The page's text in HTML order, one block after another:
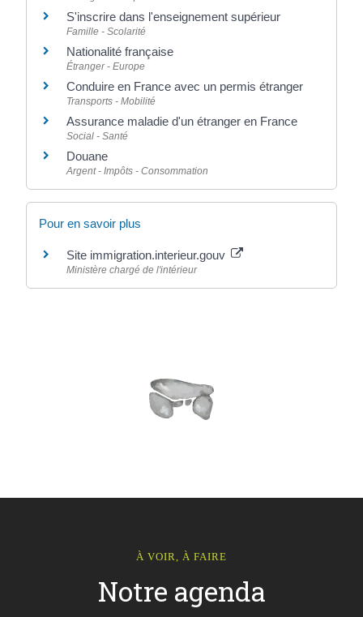
S'inscrire dans l'enseignement supérieur
Famille - Scolarité
Nationalité française
Étranger - Europe
Conduire en France avec un permis étranger
Transports - Mobilité
Assurance maladie d'un étranger en France
Social - Santé
Douane
Argent - Impôts - Consommation
Pour en savoir plus
Site immigration.interieur.gouv
Ministère chargé de l'intérieur
À VOIR, À FAIRE
Notre agenda